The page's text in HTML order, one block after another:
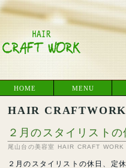
HOME MENU
HAIR
２月のスタイリスト
尾山台の美容室 HAIR CRAFT
２月のスタイリストの休日、定